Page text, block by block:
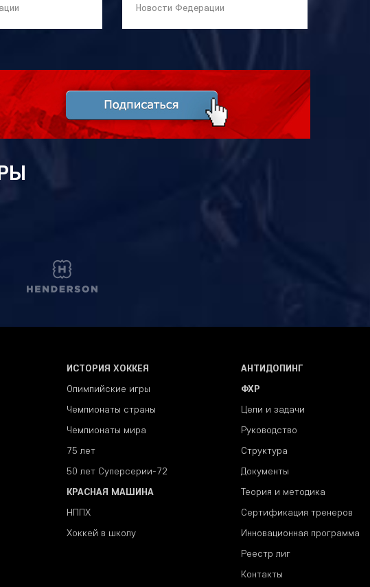
Новости Федерации
ИСТОРИЯ ХОККЕЯ
Олимпийские игры
Чемпионаты страны
Чемпионаты мира
75 лет
50 лет Суперсерии-72
КРАСНАЯ МАШИНА
НППХ
Хоккей в школу
АНТИДОПИНГ
ФХР
Цели и задачи
Руководство
Структура
Документы
Теория и методика
Сертификация тренеров
Инновационная программа
Реестр лиг
Контакты